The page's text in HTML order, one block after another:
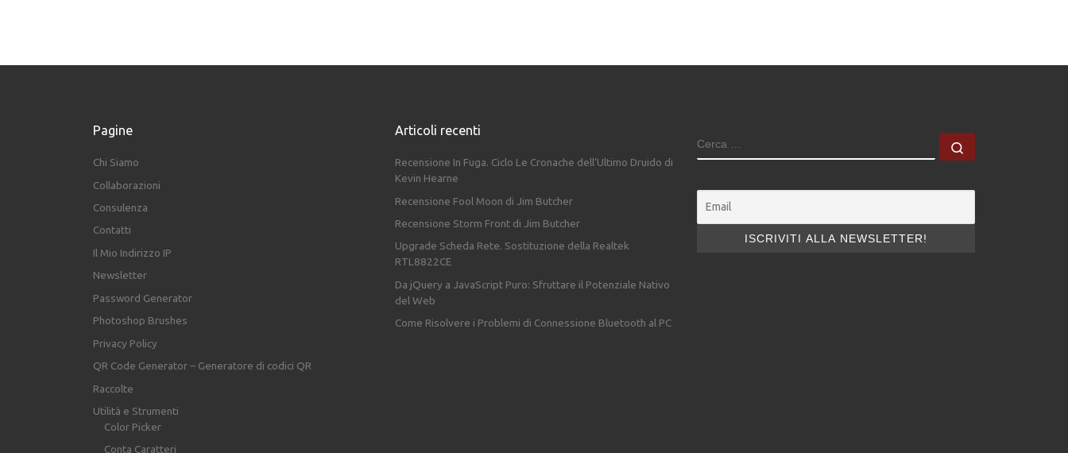
Pagine
Chi Siamo
Collaborazioni
Consulenza
Contatti
Il Mio Indirizzo IP
Newsletter
Password Generator
Photoshop Brushes
Privacy Policy
QR Code Generator – Generatore di codici QR
Raccolte
Utilità e Strumenti
Color Picker
Conta Caratteri
Articoli recenti
Recensione In Fuga. Ciclo Le Cronache dell’Ultimo Druido di
Kevin Hearne
Recensione Fool Moon di Jim Butcher
Recensione Storm Front di Jim Butcher
Upgrade Scheda Rete. Sostituzione della Realtek
RTL8822CE
Da jQuery a JavaScript Puro: Sfruttare il Potenziale Nativo
del Web
Come Risolvere i Problemi di Connessione Bluetooth al PC
CERCA